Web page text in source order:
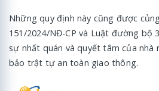
Những quy định này cũng được
151/2024/NĐ-CP và Luật đường bộ
sự nhất quán và quyết tâm của nhà
bảo trật tự an toàn giao thông.